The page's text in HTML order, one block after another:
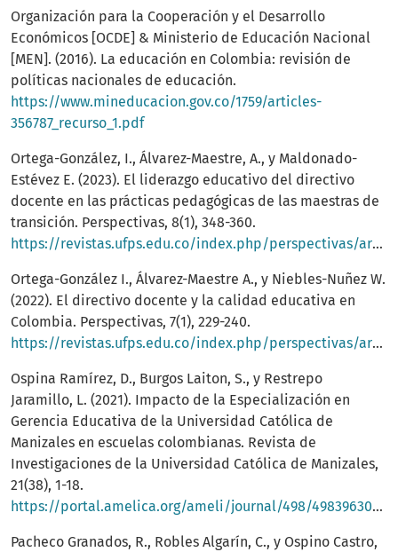
Organización para la Cooperación y el Desarrollo
Económicos [OCDE] & Ministerio de Educación Nacional
[MEN]. (2016). La educación en Colombia: revisión de
políticas nacionales de educación.
https://www.mineducacion.gov.co/1759/articles-
356787_recurso_1.pdf
Ortega-González, I., Álvarez-Maestre, A., y Maldonado-
Estévez E. (2023). El liderazgo educativo del directivo
docente en las prácticas pedagógicas de las maestras de
transición. Perspectivas, 8(1), 348-360.
https://revistas.ufps.edu.co/index.php/perspectivas/article/view/4152/4988
Ortega-González I., Álvarez-Maestre A., y Niebles-Nuñez W.
(2022). El directivo docente y la calidad educativa en
Colombia. Perspectivas, 7(1), 229-240.
https://revistas.ufps.edu.co/index.php/perspectivas/article/view/4017/4655
Ospina Ramírez, D., Burgos Laiton, S., y Restrepo
Jaramillo, L. (2021). Impacto de la Especialización en
Gerencia Educativa de la Universidad Católica de
Manizales en escuelas colombianas. Revista de
Investigaciones de la Universidad Católica de Manizales,
21(38), 1-18.
https://portal.amelica.org/ameli/journal/498/4983963001/4983963001.pdf
Pacheco Granados, R., Robles Algarín, C., y Ospino Castro,